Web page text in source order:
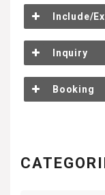
Include/
Inquiry
Booking